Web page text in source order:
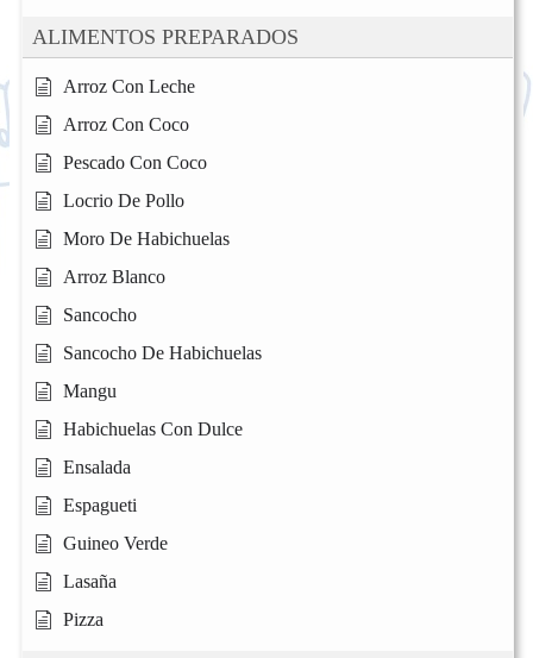
ALIMENTOS PREPARADOS
Arroz Con Leche
Arroz Con Coco
Pescado Con Coco
Locrio De Pollo
Moro De Habichuelas
Arroz Blanco
Sancocho
Sancocho De Habichuelas
Mangu
Habichuelas Con Dulce
Ensalada
Espagueti
Guineo Verde
Lasaña
Pizza